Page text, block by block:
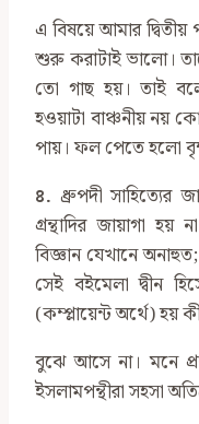
এ বিষয়ে আমার
শুরু করাটাই ভালো।
তো গাছ হয়। তাই বলে
হওয়াটা বাঞ্চনীয় নয়
পায়। ফল পেতে হলো
৪. ধ্রুপদী সাহিত্যের
গ্রন্থাদির জায়াগা হয়
বিজ্ঞান যেখানে
সেই বইমেলা দ্বীন
(কম্প্লায়েন্ট অর্থে) হয়
বুঝে আসে না। মনে
ইসলামপন্থীরা সহসা